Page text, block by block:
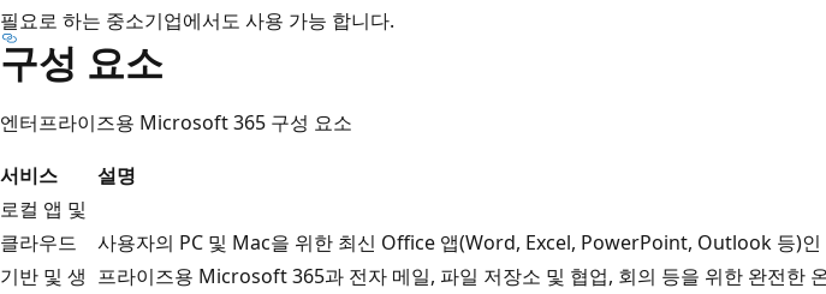
필요로 하는 중소기업에서도 사용 가능 합니다.
구성 요소
엔터프라이즈용 Microsoft 365 구성 요소
서비스
설명
로컬 앱 및
클라우드
기반 및 생
사용자의 PC 및 Mac을 위한 최신 Office 앱(Word, Excel, PowerPoint, Outlook 등)인
프라이즈용 Microsoft 365과 전자 메일, 파일 저장소 및 협업, 회의 등을 위한 완전한